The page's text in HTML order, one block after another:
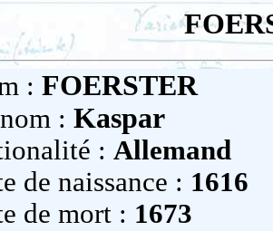
: FOERSTER
: Kaspar
: Allemand
de naissance : 1616
de mort : 1673